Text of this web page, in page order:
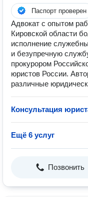
Паспорт проверен
Адвокат с опытом
Кировской области
исполнение
и безупречную
прокурором
юристов России.
различные
Консультация
Ещё 6 услуг
Позвонить